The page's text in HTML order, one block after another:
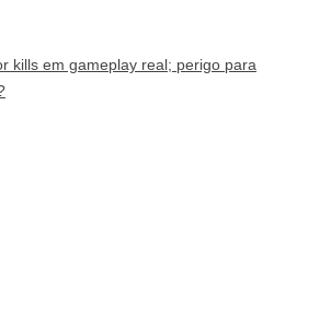
kills em gameplay real; perigo para